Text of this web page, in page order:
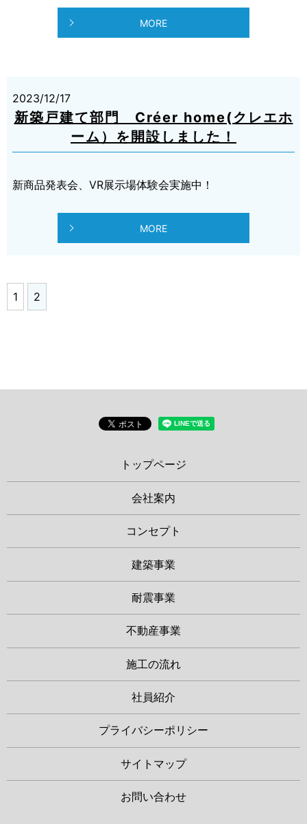
MORE
2023/12/17
新築戸建て部門 Créer home(クレエホ
ーム）を開設しました！
新商品発表会、VR展示場体験会実施中！
MORE
1 2
トップページ
会社案内
コンセプト
建築事業
耐震事業
不動産事業
施工の流れ
社員紹介
プライバシーポリシー
サイトマップ
お問い合わせ